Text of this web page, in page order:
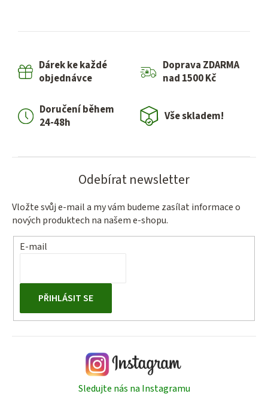
l
k
v
p
i
Dárek ke každé
objednávce
Doprava ZDARMA
nad 1500 Kč
Doručení během
24-48h
Vše skladem!
Odebírat newsletter
Vložte svůj e-mail a my vám budeme zasílat informace o
nových produktech na našem e-shopu.
E-mail
PŘIHLÁSIT SE
Sledujte nás na Instagramu